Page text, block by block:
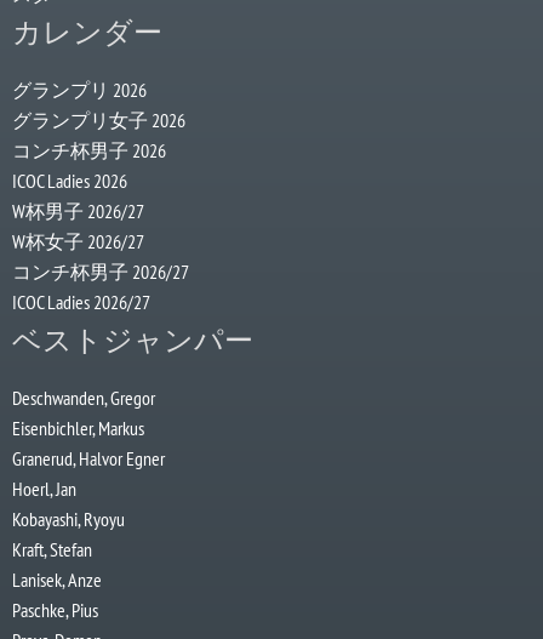
カレンダー
グランプリ 2026
グランプリ女子 2026
コンチ杯男子 2026
ICOC Ladies 2026
W杯男子 2026/27
W杯女子 2026/27
コンチ杯男子 2026/27
ICOC Ladies 2026/27
ベストジャンパー
Deschwanden, Gregor
Eisenbichler, Markus
Granerud, Halvor Egner
Hoerl, Jan
Kobayashi, Ryoyu
Kraft, Stefan
Lanisek, Anze
Paschke, Pius